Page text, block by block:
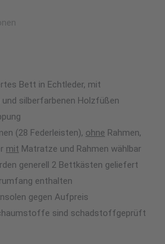
Bett in Echtleder, mit
silberfarbenen Holzfüßen
(28 Federleisten), ohne Rahmen,
mit Matratze und Rahmen wählbar
generell 2 Bettkästen geliefert
enthalten
gegen Aufpreis
sind schadstoffgeprüft